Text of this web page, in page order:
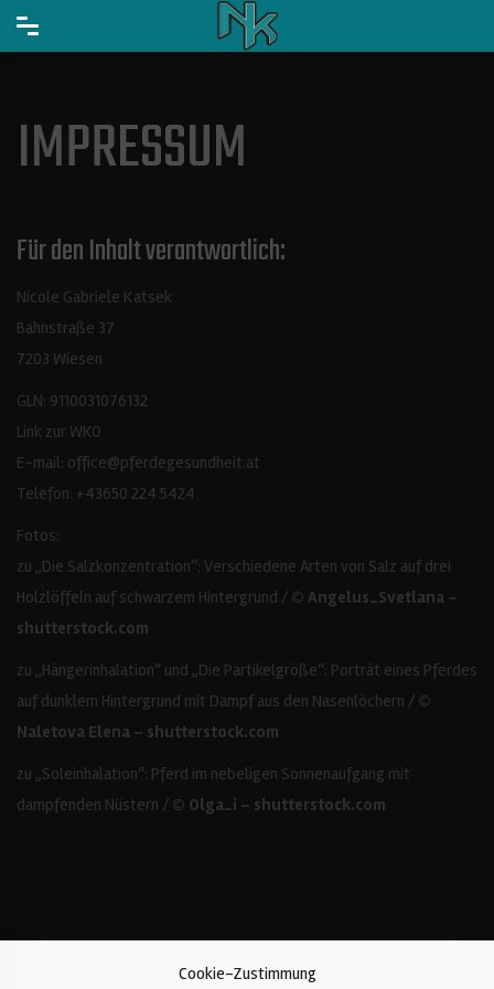
Cookie-Zustimmung
IMPRESSUM
Für den Inhalt verantwortlich:
Nicole Gabriele Katsek
Bahnstraße 37
7203 Wiesen
GLN: 9110031076132
Link zur WKO
E-mail: office@pferdegesundheit.at
Telefon: +43650 224 5424
Fotos:
zu „Die Salzkonzentration“: Verschiedene Arten von Salz auf drei
Holzlöffeln auf schwarzem Hintergrund / © Angelus_Svetlana –
shutterstock.com
zu „Hängerinhalation“ und „Die Partikelgröße“: Porträt eines Pferdes
auf dunklem Hintergrund mit Dampf aus den Nasenlöchern / ©
Naletova Elena – shutterstock.com
zu „Soleinhalation“: Pferd im nebeligen Sonnenaufgang mit
dampfenden Nüstern / © Olga_i – shutterstock.com